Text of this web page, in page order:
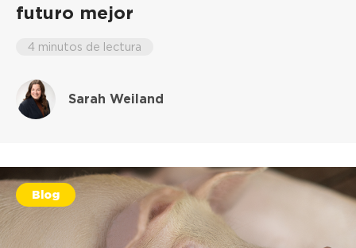
futuro mejor
4 minutos de lectura
Sarah Weiland
Blog